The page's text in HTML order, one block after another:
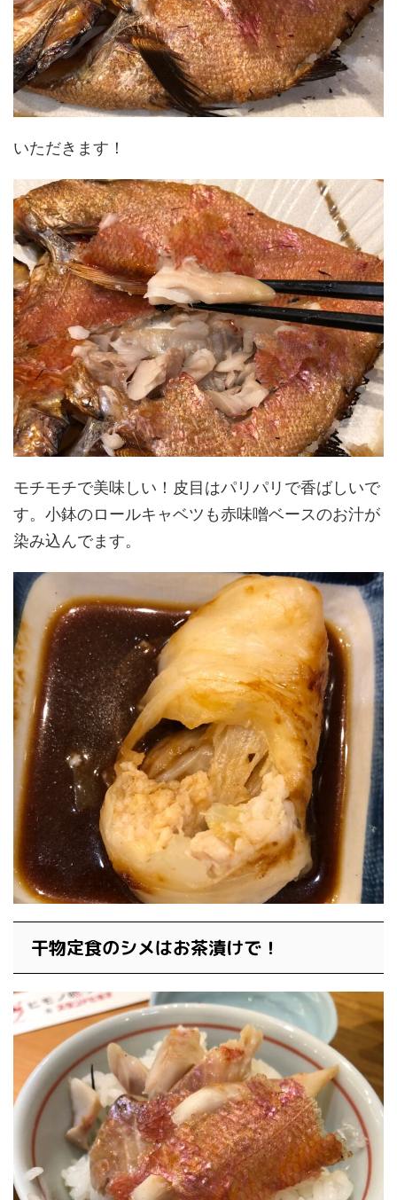
いただきます！
モチモチで美味しい！皮目はパリパリで香ばしいで
す。小鉢のロールキャベツも赤味噌ベースのお汁が
染み込んでます。
干物定食のシメはお茶漬けで！